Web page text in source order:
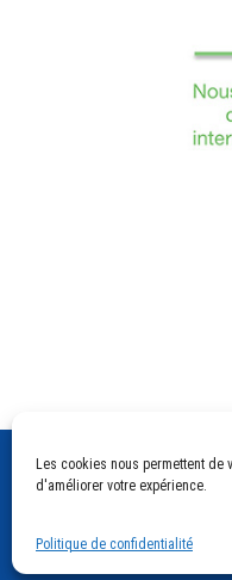
Les cookies nous permettent de
d'améliorer votre expérience.
Politique de confidentialité
© 2026Les